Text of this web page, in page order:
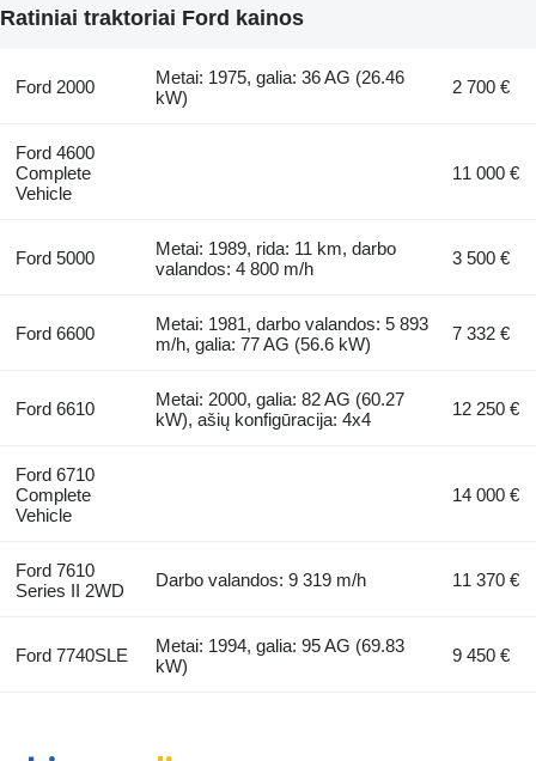
Ratiniai traktoriai Ford kainos
Ford 2000
Metai: 1975, galia: 36 AG (26.46
kW)
2 700 €
Ford 4600
Complete
Vehicle
11 000 €
Ford 5000
Metai: 1989, rida: 11 km, darbo
valandos: 4 800 m/h
3 500 €
Ford 6600
Metai: 1981, darbo valandos: 5 893
m/h, galia: 77 AG (56.6 kW)
7 332 €
Ford 6610
Metai: 2000, galia: 82 AG (60.27
kW), ašių konfigūracija: 4x4
12 250 €
Ford 6710
Complete
Vehicle
14 000 €
Ford 7610
Series II 2WD
Darbo valandos: 9 319 m/h 11 370 €
Ford 7740SLE
Metai: 1994, galia: 95 AG (69.83
kW)
9 450 €